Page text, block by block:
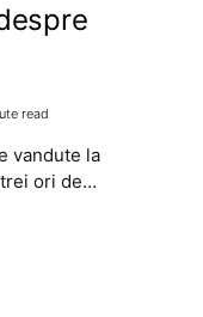
read
vandute la
ori de…